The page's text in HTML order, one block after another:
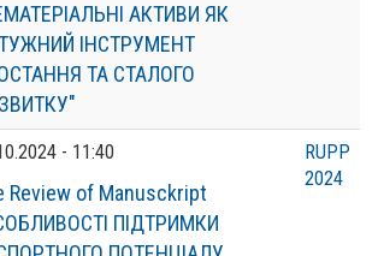
АКТИВИ ЯК
ІНСТРУМЕНТ
ТА СТАЛОГО
- 11:40
Review of Manusckript
ПІДТРИМКИ
RUPP
2024